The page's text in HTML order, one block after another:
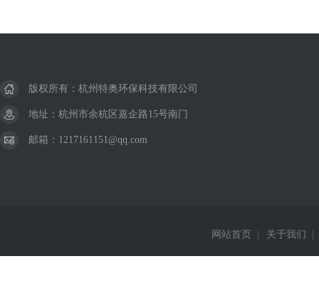
版权所有：杭州特奥环保科技有限公司
地址：杭州市余杭区嘉企路15号南门
邮箱：1217161151@qq.com
网站首页 关于我们